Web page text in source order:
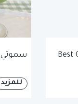
Best
سموثي
للمزيد